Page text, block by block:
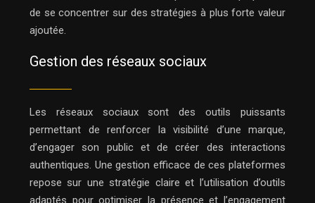
de se concentrer sur des stratégies à plus forte valeur
ajoutée.
Gestion des réseaux sociaux
Les réseaux sociaux sont des outils puissants
permettant de renforcer la visibilité d’une marque,
d’engager son public et de créer des interactions
authentiques. Une gestion efficace de ces plateformes
repose sur une stratégie claire et l’utilisation d’outils
adaptés pour optimiser la présence et l’engagement